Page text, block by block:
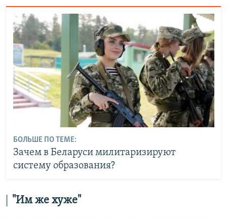
БОЛЬШЕ ПО ТЕМЕ:
Зачем в Беларуси милитаризируют
систему образования?
"Им же хуже"